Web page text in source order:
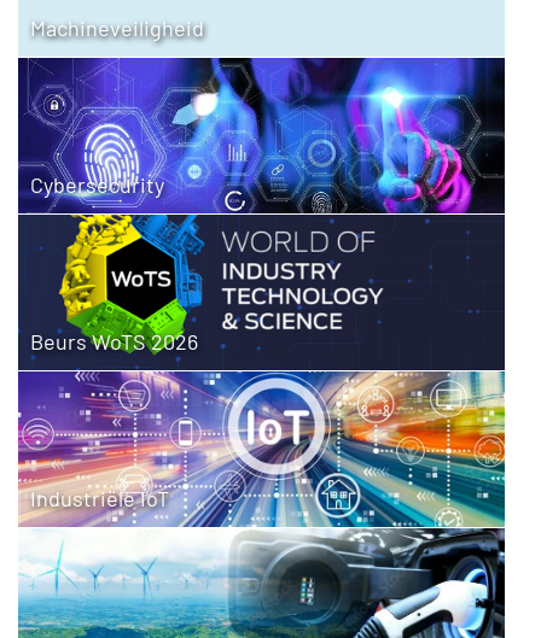
Machineveiligheid
Cybersecurity
Beurs WoTS 2026
Industriële IoT